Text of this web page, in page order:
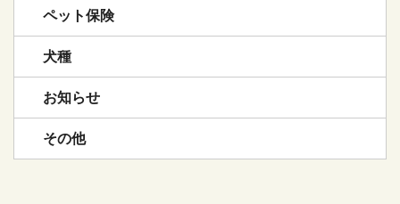
ペット保険
犬種
お知らせ
その他